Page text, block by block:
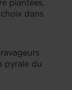
plantées,
dans
pyrale du